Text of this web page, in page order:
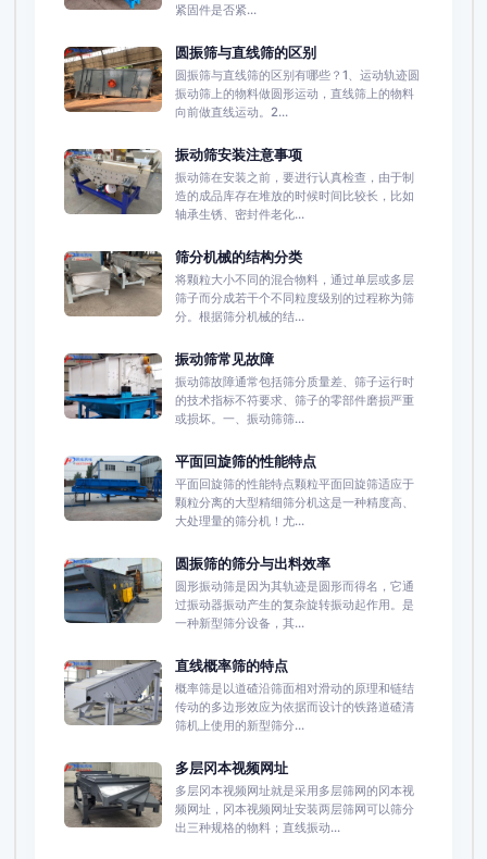
紧固件是否紧...
圆振筛与直线筛的区别
圆振筛与直线筛的区别有哪些？1、运动轨迹圆
振动筛上的物料做圆形运动，直线筛上的物料
向前做直线运动。2...
振动筛安装注意事项
振动筛在安装之前，要进行认真检查，由于制
造的成品库存在堆放的时候时间比较长，比如
轴承生锈、密封件老化...
筛分机械的结构分类
将颗粒大小不同的混合物料，通过单层或多层
筛子而分成若干个不同粒度级别的过程称为筛
分。根据筛分机械的结...
振动筛常见故障
振动筛故障通常包括筛分质量差、筛子运行时
的技术指标不符要求、筛子的零部件磨损严重
或损坏。一、振动筛筛...
平面回旋筛的性能特点
平面回旋筛的性能特点颗粒平面回旋筛适应于
颗粒分离的大型精细筛分机这是一种精度高、
大处理量的筛分机！尤...
圆振筛的筛分与出料效率
圆形振动筛是因为其轨迹是圆形而得名，它通
过振动器振动产生的复杂旋转振动起作用。是
一种新型筛分设备，其...
直线概率筛的特点
概率筛是以道碴沿筛面相对滑动的原理和链结
传动的多边形效应为依据而设计的铁路道碴清
筛机上使用的新型筛分...
多层冈本视频网址
多层冈本视频网址就是采用多层筛网的冈本视
频网址，冈本视频网址安装两层筛网可以筛分
出三种规格的物料；直线振动...